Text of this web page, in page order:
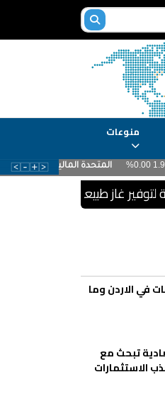
منوعات
غاز طبيعي مجاني
في الاردن وما
تبحث مع
الاستثمارات